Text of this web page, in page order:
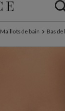
Maillots de bain Bas